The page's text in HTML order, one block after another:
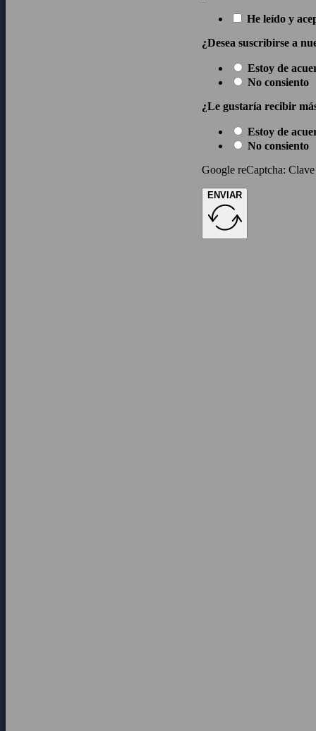
He leído y
¿Desea suscribirse a
Estoy de
No consiento
¿Le gustaría recibir
Estoy de
No consiento
Google reCaptcha:
ENVIAR